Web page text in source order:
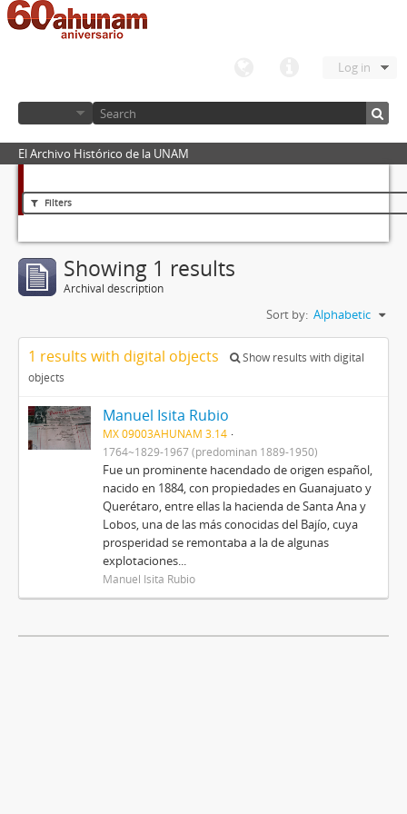
Log in
El Archivo Histórico de la UNAM
Filters
Showing 1 results
Archival description
Sort by: Alphabetic
1 results with digital objects
Show results with digital
objects
Manuel Isita Rubio
MX 09003AHUNAM 3.14
1764~1829-1967 (predominan 1889-1950)
Fue un prominente hacendado de origen español,
nacido en 1884, con propiedades en Guanajuato y
Querétaro, entre ellas la hacienda de Santa Ana y
Lobos, una de las más conocidas del Bajío, cuya
prosperidad se remontaba a la de algunas
explotaciones...
Manuel Isita Rubio